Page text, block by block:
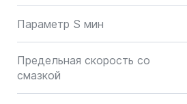
Параметр S мин
Предельная скорость со
смазкой